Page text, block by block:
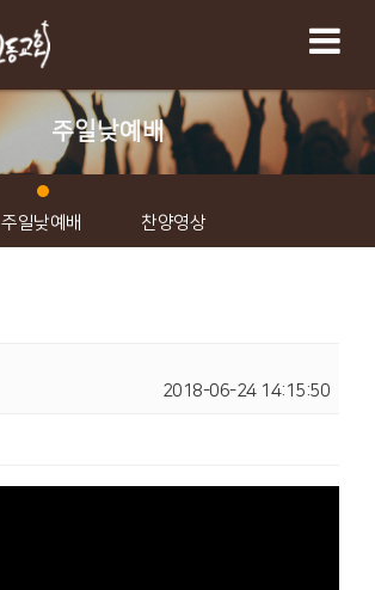
주일낮예배
주일낮예배 찬양영상
2018-06-24 14:15:50